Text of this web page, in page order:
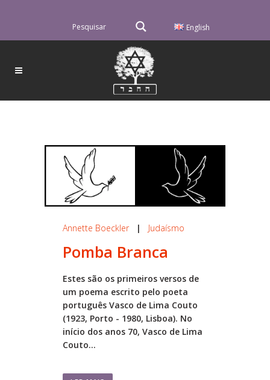
English
Annette Boeckler| Judaísmo
Pomba Branca
Estes são os primeiros versos de
um poema escrito pelo poeta
português Vasco de Lima Couto
(1923, Porto - 1980, Lisboa). No
início dos anos 70, Vasco de Lima
Couto...